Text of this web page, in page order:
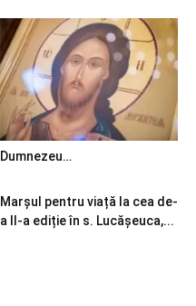
Dumnezeu…
Marșul pentru viață la cea de-
a II-a ediție în s. Lucășeuca,...